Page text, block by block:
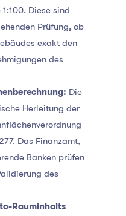
Diese sind
Prüfung, ob
exakt den
des
Die
Herleitung der
Das Finanzamt,
Banken prüfen
des
Rauminhalts